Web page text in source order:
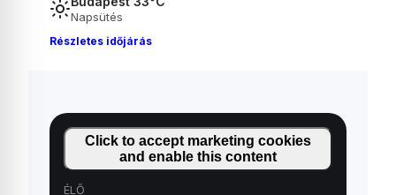
Napsütés
Részletes időjárás
Click to accept marketing cookies
and enable this content
ÉLŐ